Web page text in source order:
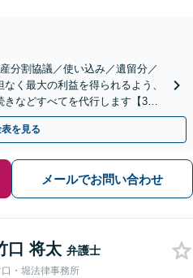
分割協議／使い込み／遺留分／
く最大の利益を得られるよう、
などすべてを代行します【3拠
を見る
メールでお問い合わせ
口 将太 弁護士
・堀法律事務所